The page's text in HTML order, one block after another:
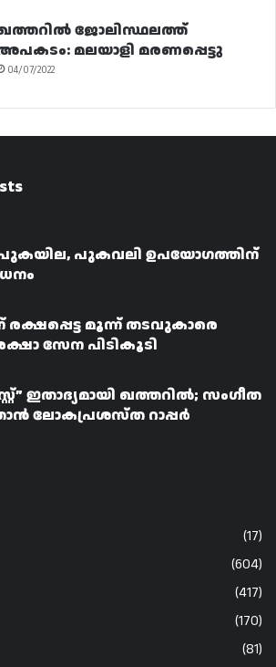
ജോലിസ്ഥലത്ത്
മലയാളി മരണപ്പെട്ടു
04/07/2022
പുകവലി ഉപയോഗത്തിന്
രക്ഷപ്പെട്ട മൂന്ന് തടവുകാരെ
സേന പിടികൂടി
ഇതാദ്യമായി ഖത്തറിൽ; സംഗീത
ലോകപ്രശസ്ത റാപ്പർ
(17)
(604)
(417)
(170)
(81)